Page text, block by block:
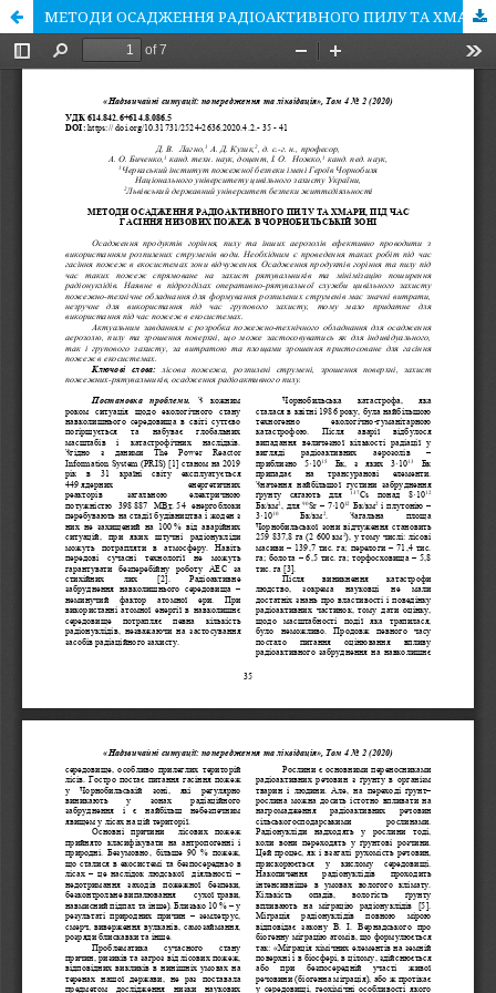
МЕТОДИ ОСАДЖЕННЯ РАДІОАКТИВНОГО ПИЛУ ТА ХМАРИ, ПІД ЧАС ГАСІННЯ НИЗОВИХ ПОЖЕЖ В ЧОРНОБИЛЬСЬКІЙ ЗОНІ